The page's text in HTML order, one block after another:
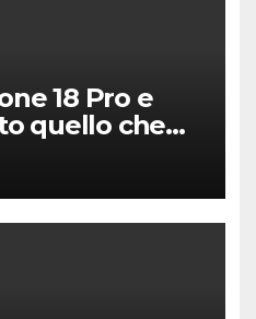
18 Pro e
quello che